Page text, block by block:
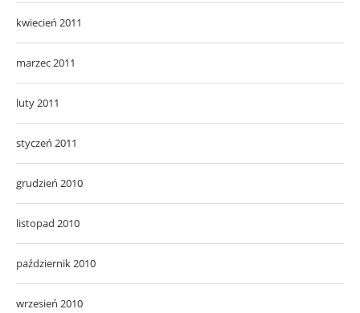
kwiecień 2011
marzec 2011
luty 2011
styczeń 2011
grudzień 2010
listopad 2010
październik 2010
wrzesień 2010